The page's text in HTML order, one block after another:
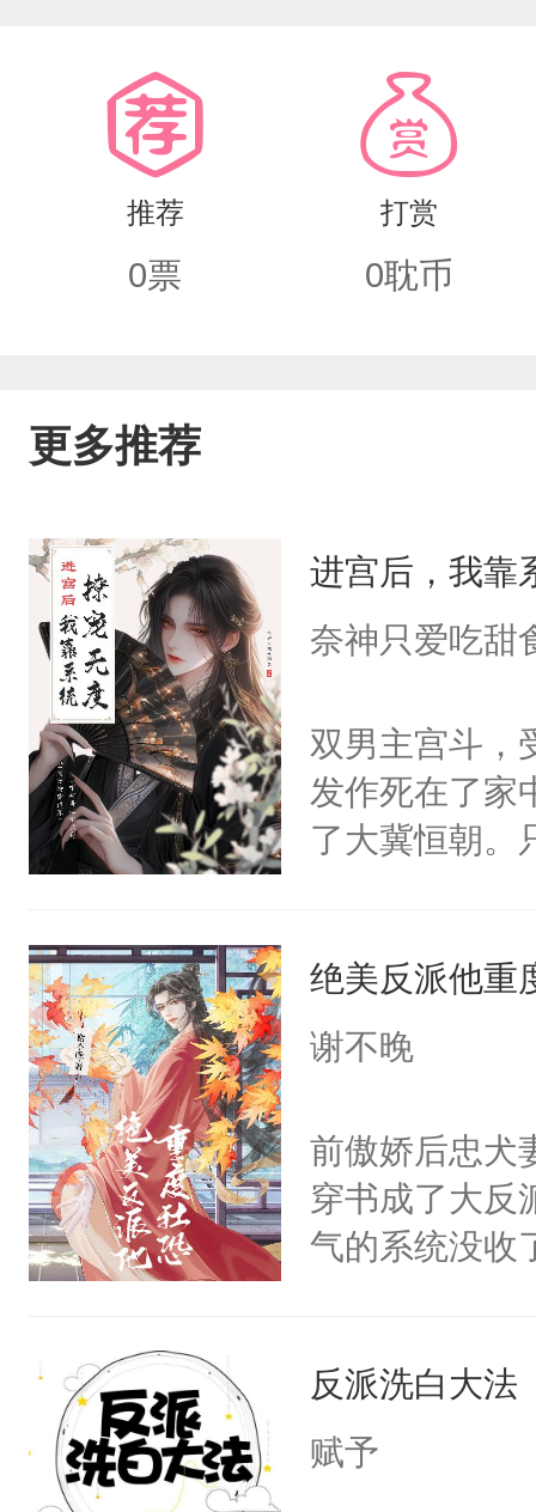
推荐
0票
打赏
0耽币
更多推荐
进宫后，我靠
奈神只爱吃甜
双男主宫斗，
发作死在了家
了大冀恒朝。
惜被人暗害，
绝。主神知晓
朝，一个从未
为三种性别。
构与男子相同
了一颗红色
人，最终坐上
绝美反派他重
谢不晚
前傲娇后忠犬
穿书成了大反
气的系统没收
用见人，因为
言神龙见首不
反派洗白大法
赋予